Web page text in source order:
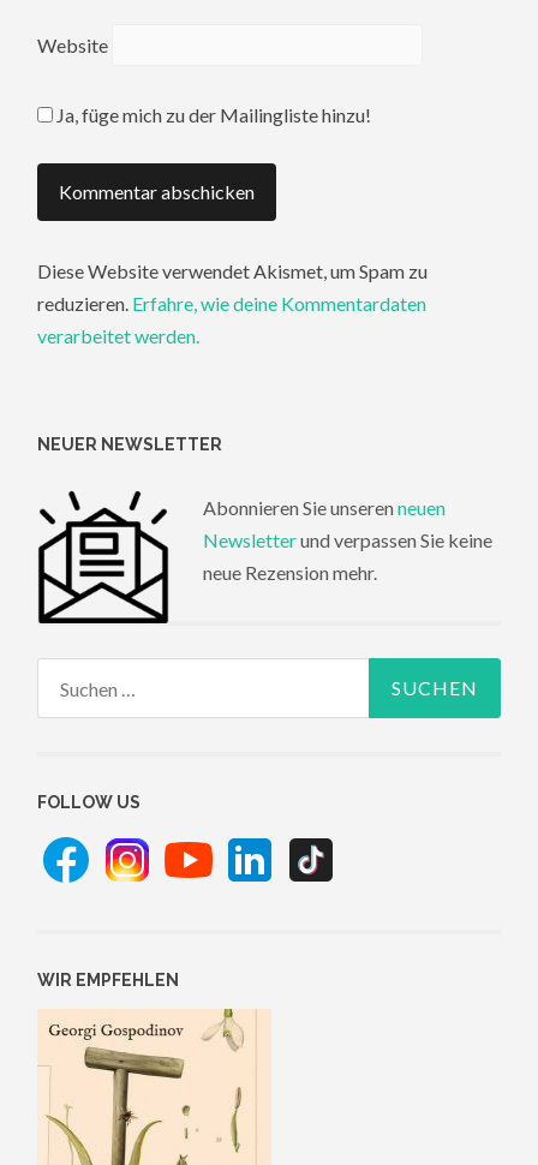
Website
Ja, füge mich zu der Mailingliste hinzu!
Diese Website verwendet Akismet, um Spam zu
reduzieren. Erfahre, wie deine Kommentardaten
verarbeitet werden.
NEUER NEWSLETTER
Abonnieren Sie unseren neuen
Newsletterund verpassen Sie keine
neue Rezension mehr.
FOLLOW US
WIR EMPFEHLEN